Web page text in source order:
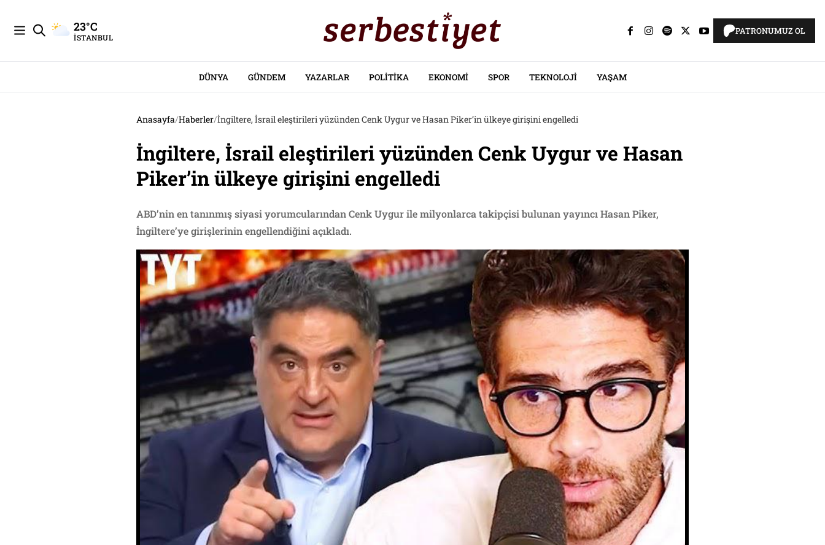
23°C
İSTANBUL
PATRONUMUZ OL
DÜNYA GÜNDEM YAZARLAR POLITIKA EKONOMI SPOR TEKNOLOJI YAŞAM
Anasayfa/Haberler/İngiltere, İsrail eleştirileri yüzünden Cenk Uygur ve Hasan Piker’in ülkeye girişini engelledi
İngiltere, İsrail eleştirileri yüzünden Cenk Uygur ve Hasan
Piker’in ülkeye girişini engelledi
ABD’nin en tanınmış siyasi yorumcularından Cenk Uygur ile milyonlarca takipçisi bulunan yayıncı Hasan Piker,
İngiltere’ye girişlerinin engellendiğini açıkladı.